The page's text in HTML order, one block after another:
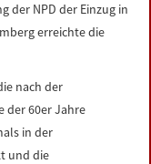
der NPD der Einzug in
erreichte die
nach der
der 60er Jahre
in der
und die